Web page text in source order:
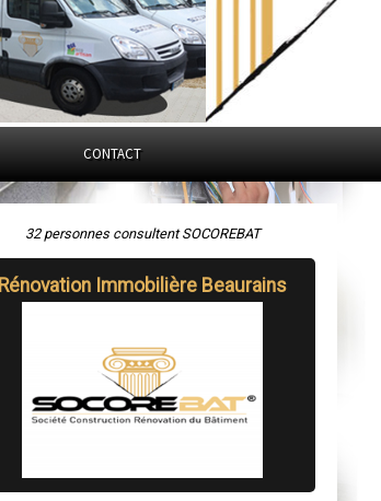
CONTACT
32 personnes consultent SOCOREBAT
Rénovation Immobilière Beaurains